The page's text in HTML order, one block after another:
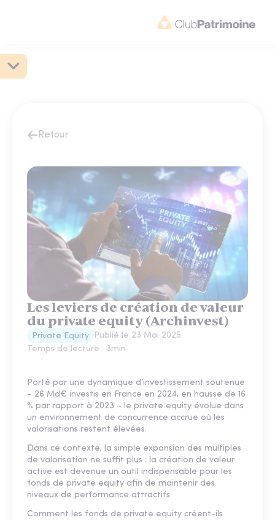
Retour
Les leviers de création de valeur
du private equity (Archinvest)
Private Equity Publié le 23 Mai 2025
Temps de lecture : 3min
Porté par une dynamique d’investissement soutenue
– 26 Md€ investis en France en 2024, en hausse de 16
% par rapport à 2023 – le private equity évolue dans
un environnement de concurrence accrue où les
valorisations restent élevées.
Dans ce contexte, la simple expansion des multiples
de valorisation ne suffit plus : la création de valeur
active est devenue un outil indispensable pour les
fonds de private equity afin de maintenir des
niveaux de performance attractifs.
Comment les fonds de private equity créent-ils